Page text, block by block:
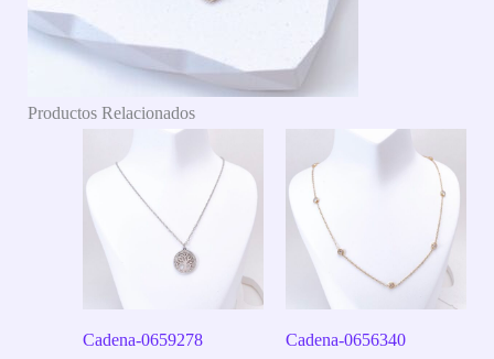
Productos Relacionados
Cadena-0659278 Cadena-0656340